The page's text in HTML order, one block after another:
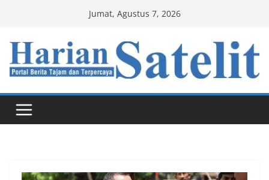
content
Jumat, Agustus 7, 2026